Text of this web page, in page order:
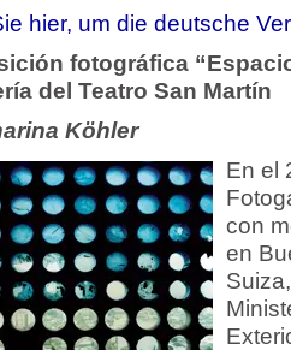
hier, um die deutsche
fotográfica
del Teatro San Martín
Köhler
En el
con
en